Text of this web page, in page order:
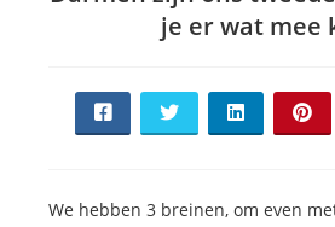
je er wat mee
We hebben 3 breinen, om even